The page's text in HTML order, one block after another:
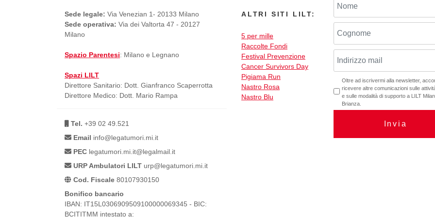
Sede legale: Via Venezian 1- 20133 Milano
Sede operativa: Via dei Valtorta 47 - 20127
Milano
Spazio Parentesi: Milano e Legnano
Spazi LILT
Direttore Sanitario: Dott. Gianfranco Scaperrotta
Direttore Medico: Dott. Mario Rampa
Tel. +39 02 49.521
Email info@legatumori.mi.it
PEC legatumori.mi.it@legalmail.it
URP Ambulatori LILT urp@legatumori.mi.it
Cod. Fiscale 80107930150
Bonifico bancario
IBAN: IT15L0306909509100000069345 - BIC:
BCITITMM intestato a:
ALTRI SITI LILT:
5 per mille
Raccolte Fondi
Festival Prevenzione
Cancer Survivors Day
Pigiama Run
Nastro Rosa
Nastro Blu
Oltre ad iscrivermi alla newsletter,
ricevere altre comunicazioni sulle
e sulle modalità di supporto a LILT
Brianza.
Invia